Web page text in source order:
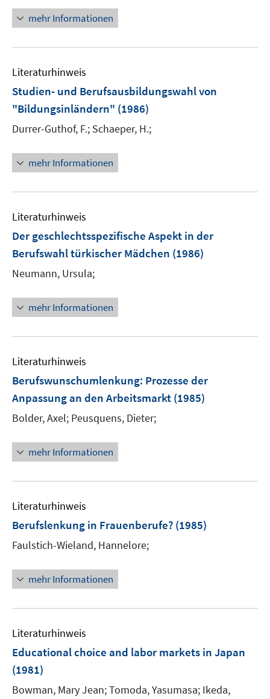
mehr Informationen
Literaturhinweis
Studien- und Berufsausbildungswahl von
"Bildungsinländern" (1986)
Durrer-Guthof, F.; Schaeper, H.;
mehr Informationen
Literaturhinweis
Der geschlechtsspezifische Aspekt in der
Berufswahl türkischer Mädchen (1986)
Neumann, Ursula;
mehr Informationen
Literaturhinweis
Berufswunschumlenkung: Prozesse der
Anpassung an den Arbeitsmarkt (1985)
Bolder, Axel; Peusquens, Dieter;
mehr Informationen
Literaturhinweis
Berufslenkung in Frauenberufe? (1985)
Faulstich-Wieland, Hannelore;
mehr Informationen
Literaturhinweis
Educational choice and labor markets in Japan
(1981)
Bowman, Mary Jean;Tomoda, Yasumasa; Ikeda,